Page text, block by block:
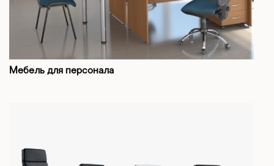
Мебель для персонала